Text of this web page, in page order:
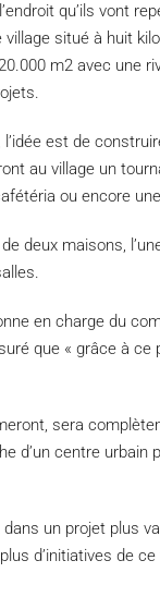
qu’ils vont
situé à huit
m2 avec une
l’idée est de
au village un
ou encore
deux maisons,
en charge du
que « grâce à ce
sera
d’un centre
un projet plus
d’initiatives de